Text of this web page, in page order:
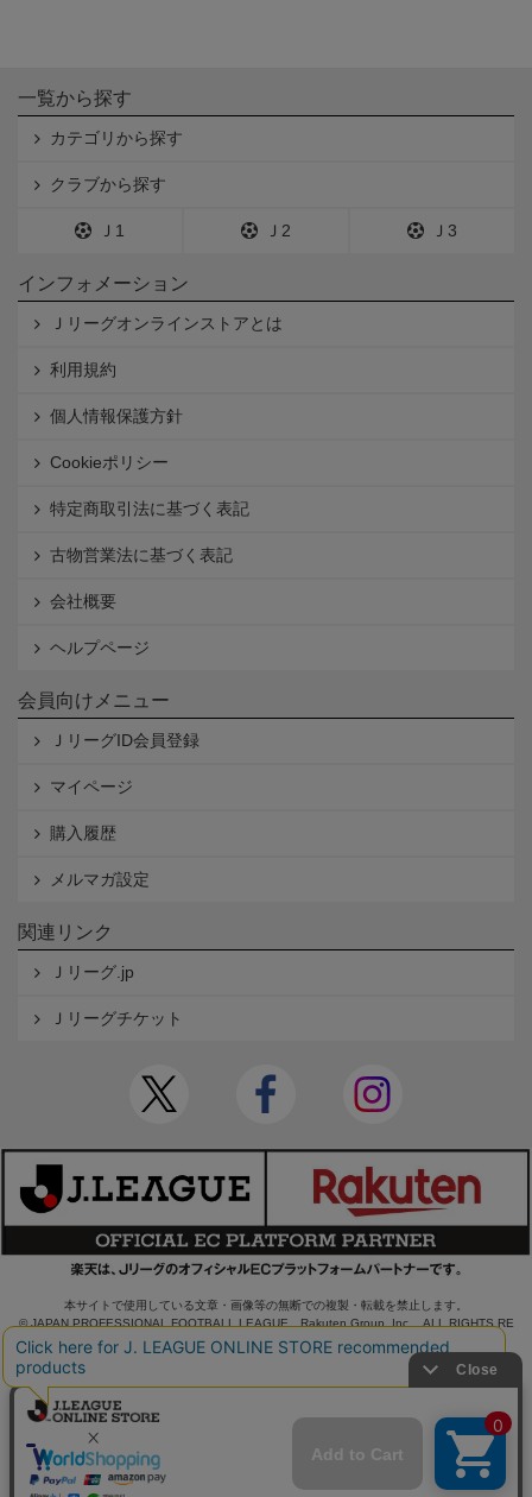
一覧から探す
カテゴリから探す
クラブから探す
Ｊ1 Ｊ2 Ｊ3
インフォメーション
Ｊリーグオンラインストアとは
利用規約
個人情報保護方針
Cookieポリシー
特定商取引法に基づく表記
古物営業法に基づく表記
会社概要
ヘルプページ
会員向けメニュー
ＪリーグID会員登録
マイページ
購入履歴
メルマガ設定
関連リンク
Ｊリーグ.jp
Ｊリーグチケット
本サイトで使用している文章・画像等の無断での複製・転載を禁止します。
© JAPAN PROFESSIONAL FOOTBALL LEAGUE Rakuten Group, Inc. ALL RIGHTS RE
SERVED.